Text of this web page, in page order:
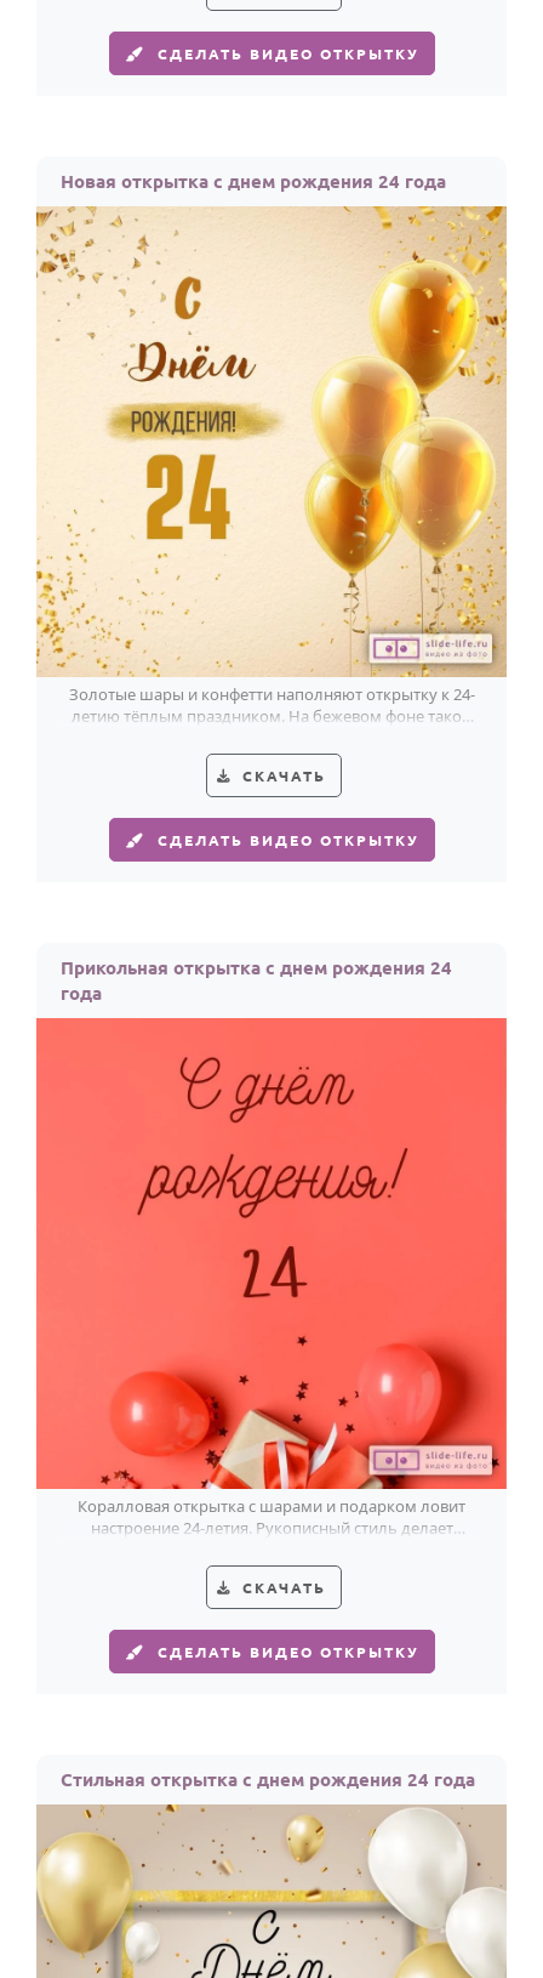
СДЕЛАТЬ ВИДЕО ОТКРЫТКУ
Новая открытка с днем рождения 24 года
Золотые шары и конфетти наполняют открытку к 24-
летию тёплым праздником. На бежевом фоне такой
СКАЧАТЬ
СДЕЛАТЬ ВИДЕО ОТКРЫТКУ
Прикольная открытка с днем рождения 24
года
Коралловая открытка с шарами и подарком ловит
настроение 24-летия. Рукописный стиль делает
СКАЧАТЬ
СДЕЛАТЬ ВИДЕО ОТКРЫТКУ
Стильная открытка с днем рождения 24 года